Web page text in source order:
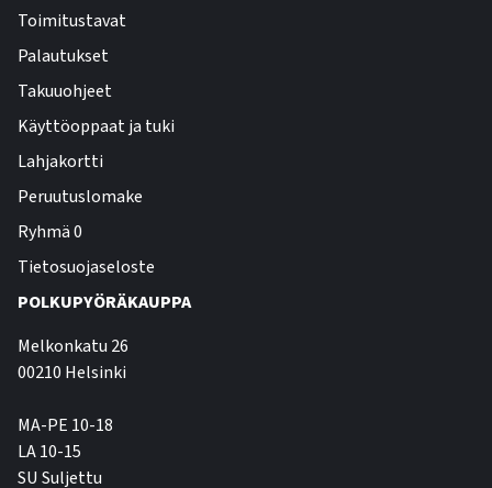
Toimitustavat
Palautukset
Takuuohjeet
Käyttöoppaat ja tuki
Lahjakortti
Peruutuslomake
Ryhmä 0
Tietosuojaseloste
POLKUPYÖRÄKAUPPA
Melkonkatu 26
00210 Helsinki
MA-PE 10-18
LA 10-15
SU Suljettu